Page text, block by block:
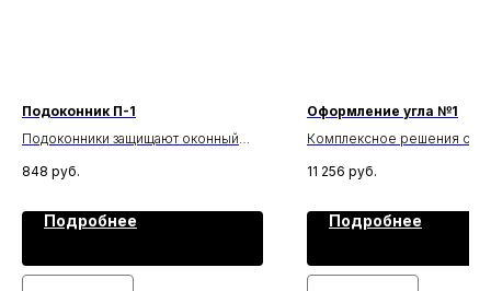
Подоконник П-1
Подоконники защищают оконный
осадков, а также выполняют
подчеркивая стиль фасада.
848 руб.
Подробнее
Оформление угла №1
Комплексное решения
11 256 руб.
Подробнее